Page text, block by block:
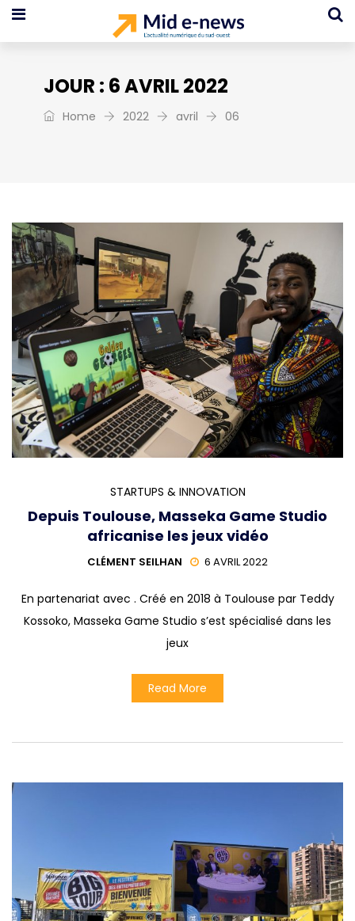
JOUR : 6 AVRIL 2022
Home 2022 avril 06
STARTUPS & INNOVATION
Depuis Toulouse, Masseka Game Studio
africanise les jeux vidéo
CLÉMENT SEILHAN 6 AVRIL 2022
En partenariat avec . Créé en 2018 à Toulouse par Teddy
Kossoko, Masseka Game Studio s’est spécialisé dans les
jeux
Read More